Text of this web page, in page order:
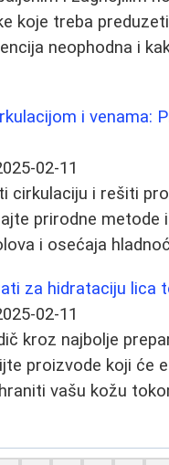
koje treba
neophodna i
i venama:
02-11
cirkulaciju i rešiti
prirodne metode
i osećaja
za hidrataciju lica
02-11
kroz najbolje
proizvode koji će
vašu kožu